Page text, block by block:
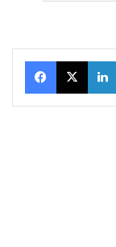
Facebook
X